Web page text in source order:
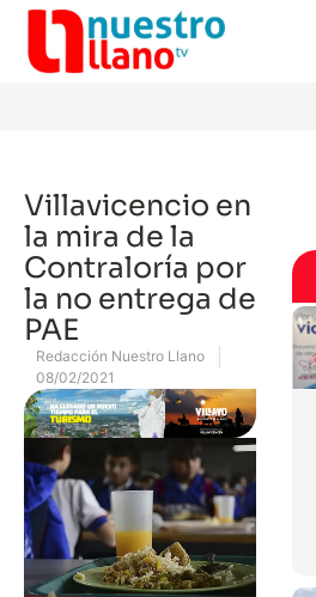
Villavicencio en
la mira de la
Contraloría por
la no entrega de
PAE
Redacción Nuestro Llano
08/02/2021